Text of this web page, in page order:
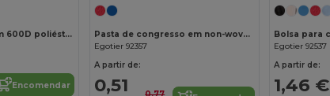
Bolsa de cintura em 600D poliéster reciclado e forra em 210D poliéster reciclado
Encomendar
Pasta de congresso em non-woven (80 g/m²)
Egotier 92357
A partir de:
0,51
Egotier 92537
A partir de:
1,46 €